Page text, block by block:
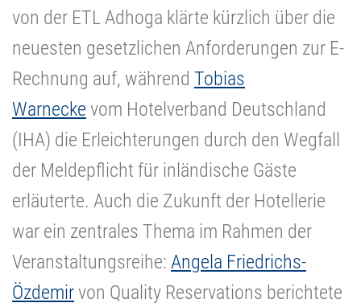
von der ETL Adhoga klärte kürzlich über die
neuesten gesetzlichen Anforderungen zur E-
Rechnung auf, während Tobias
Warnecke vom Hotelverband Deutschland
(IHA) die Erleichterungen durch den Wegfall
der Meldepflicht für inländische Gäste
erläuterte. Auch die Zukunft der Hotellerie
war ein zentrales Thema im Rahmen der
Veranstaltungsreihe: Angela Friedrichs-
Özdemirvon Quality Reservations berichtete